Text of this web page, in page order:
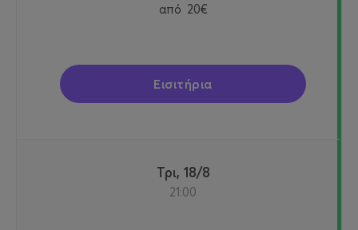
από 20€
Εισιτήρια
Τρι, 18/8
21:00